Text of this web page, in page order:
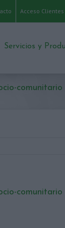
Acceso Clientes
Servicios y